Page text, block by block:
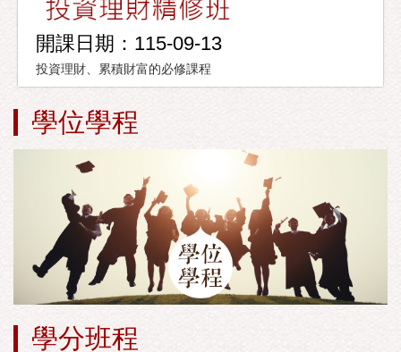
開課日期：115-09-13
投資理財、累積財富的必修課程
學位學程
學分班程